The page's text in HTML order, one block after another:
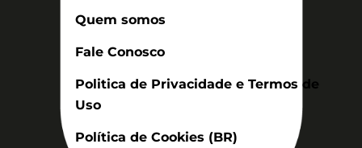
Quem somos
Fale Conosco
Politica de Privacidade e Termos de
Uso
Política de Cookies (BR)